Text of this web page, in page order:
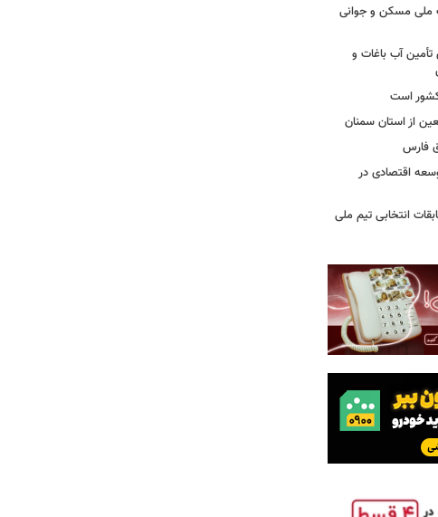
ملی مسکن و جوانی
آب باغات و
کشور است
فارس
اقتصادی در
انتخابی تیم ملی